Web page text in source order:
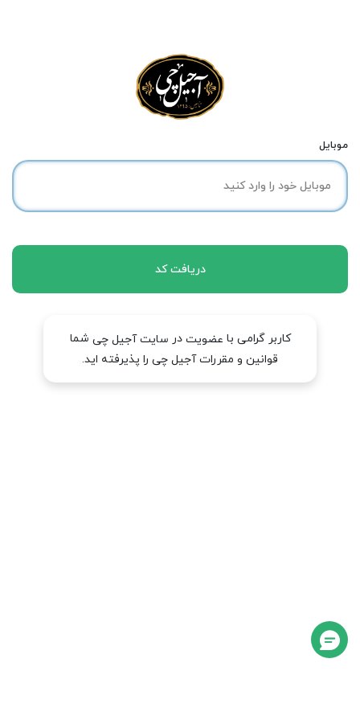
موبایل
دریافت کد
کاربر گرامی با عضویت در سایت آجیل چی شما
قوانین و مقررات آجیل چی را پذیرفته اید.